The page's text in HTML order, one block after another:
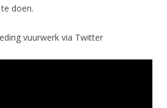
doen.
vuurwerk via Twitter